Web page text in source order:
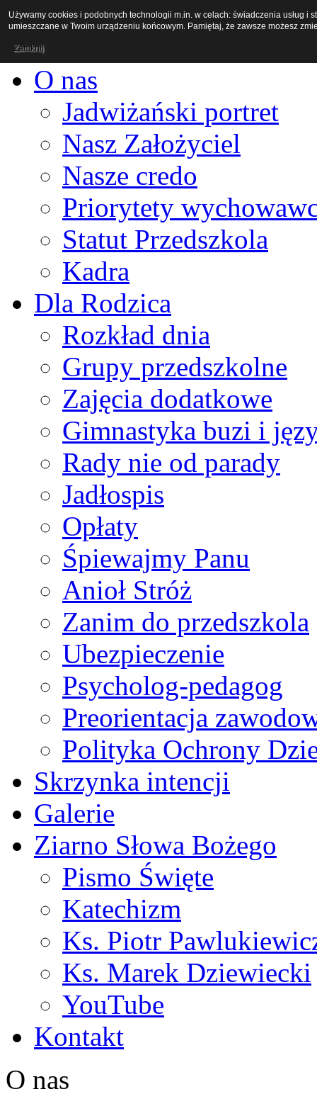
Aktualności
O nas
Jadwiżański portret
Nasz Założyciel
Nasze credo
Priorytety
Statut Przedszkola
Kadra
Dla Rodzica
Rozkład dnia
Grupy przedszkolne
Zajęcia dodatkowe
Gimnastyka buzi i
Rady nie od parady
Jadłospis
Opłaty
Śpiewajmy Panu
Anioł Stróż
Zanim do przedszkola
Ubezpieczenie
Psycholog-pedagog
Preorientacja
Polityka Ochrony
Skrzynka intencji
Galerie
Ziarno Słowa Bożego
Pismo Święte
Katechizm
Ks. Piotr
Ks. Marek Dziewiecki
YouTube
Kontakt
O nas
Używamy cookies i podobnych technologii m.in. w celach: świadczenia usług
umieszczane w Twoim urządzeniu końcowym. Pamiętaj, że zawsze możesz
Zamknij